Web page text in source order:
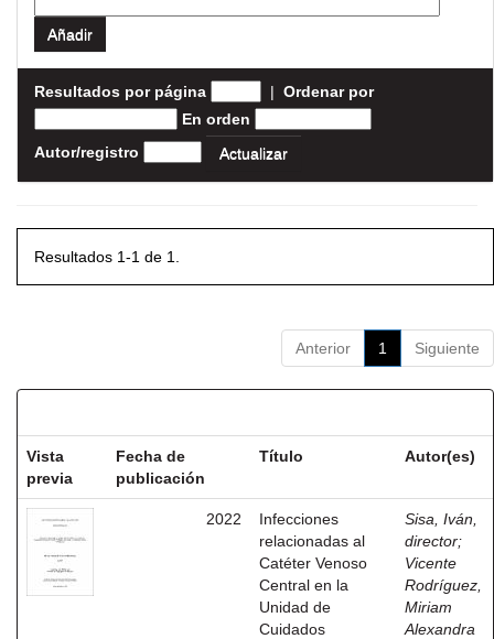
Resultados por página | Ordenar por
En orden
Autor/registro
Resultados 1-1 de 1.
Anterior 1 Siguiente
Vista
previa
Fecha de
publicación
Título Autor(es)
2022
Infecciones
relacionadas al
Catéter Venoso
Central en la
Unidad de
Cuidados
Sisa, Iván,
director;
Vicente
Rodríguez,
Miriam
Alexandra